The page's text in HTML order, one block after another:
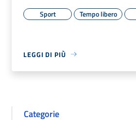
Sport Tempo libero
LEGGI DI PIÙ
Categorie